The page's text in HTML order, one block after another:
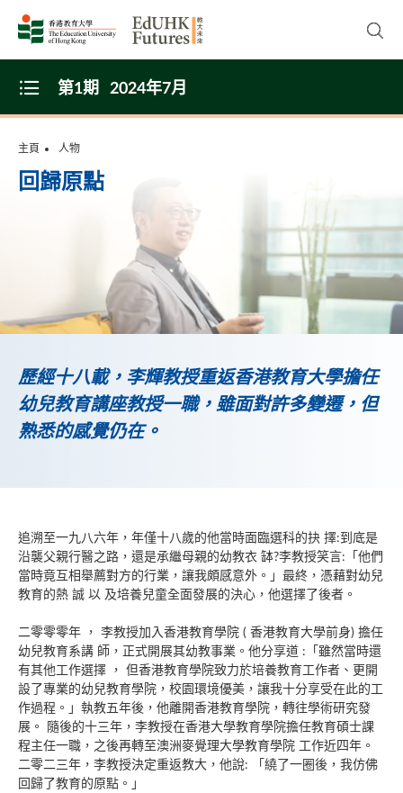
開
Open Menu
第1期 2024年7月
主頁 人物
回歸原點
歷經十八載，李輝教授重返香港教育大學擔任
幼兒教育講座教授一職，雖面對許多變遷，但
熟悉的感覺仍在。
追溯至一九八六年，年僅十八歲的他當時面臨選科的抉 擇:到底是
沿襲父親行醫之路，還是承繼母親的幼教衣 缽?李教授笑言:「他們
當時竟互相舉薦對方的行業，讓我頗感意外。」最終，憑藉對幼兒
教育的熱 誠 以 及培養兒童全面發展的決心，他選擇了後者。
二零零零年 ， 李教授加入香港教育學院 ( 香港教育大學前身) 擔任
幼兒教育系講 師，正式開展其幼教事業。他分享道 :「雖然當時還
有其他工作選擇 ， 但香港教育學院致力於培養教育工作者、更開
設了專業的幼兒教育學院，校園環境優美，讓我十分享受在此的工
作過程。」執教五年後，他離開香港教育學院，轉往學術研究發
展。 隨後的十三年，李教授在香港大學教育學院擔任教育碩士課
程主任一職，之後再轉至澳洲麥覺理大學教育學院 工作近四年。
二零二三年，李教授決定重返教大，他說: 「繞了一圈後，我仿佛
回歸了教育的原點。」